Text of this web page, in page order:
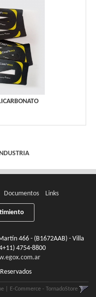
Documentos Links
466 - (B1672AAB) - Villa
4754-8800
E-Commerce - TornadoStore